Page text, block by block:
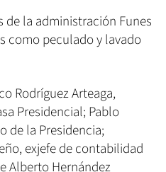
la administración Funes
como peculado y lavado
Rodríguez Arteaga,
Presidencial; Pablo
de la Presidencia;
exjefe de contabilidad
Alberto Hernández